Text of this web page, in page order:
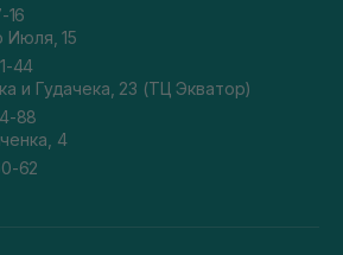
16
Июля, 15
44
и Гудачека, 23 (ТЦ Экватор)
88
4
62